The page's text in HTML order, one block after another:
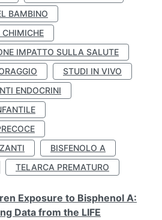
BAMBINO
CHIMICHE
IMPATTO SULLA SALUTE
STUDI IN VIVO
ENDOCRINI
BISFENOLO A
TELARCA PREMATURO
Exposure to Bisphenol A:
Data from the LIFE